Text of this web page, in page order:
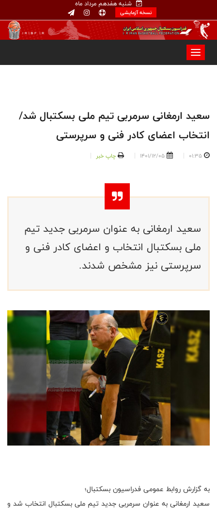
شنبه هفدهم مرداد ماه
نسخه آزمایشی
سعید ارمغانی سرمربی تیم ملی بسکتبال شد/
انتخاب اعضای کادر فنی و سرپرستی
01:35
1401/12/05 چاپ خبر
سعید ارمغانی به عنوان سرمربی جدید تیم
ملی بسکتبال انتخاب و اعضای کادر فنی و
سرپرستی نیز مشخص شدند.
به گزارش روابط عمومی فدراسیون بسکتبال؛
سعید ارمغانی به عنوان سرمربی جدید تیم ملی بسکتبال انتخاب شد و